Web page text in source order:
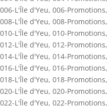
006-L'Île d'Yeu, 006-Promotions,
008-L'Île d'Yeu, 008-Promotions,
010-L'Île d'Yeu, 010-Promotions,
012-L'Île d'Yeu, 012-Promotions,
014-L'Île d'Yeu, 014-Promotions,
016-L'Île d'Yeu, 016-Promotions,
018-L'Île d'Yeu, 018-Promotions,
020-L'Île d'Yeu, 020-Promotions,
022-L'Île d'Yeu, 022-Promotions,